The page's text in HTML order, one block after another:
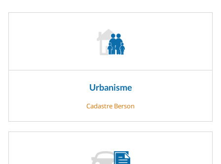
Urbanisme
Cadastre Berson